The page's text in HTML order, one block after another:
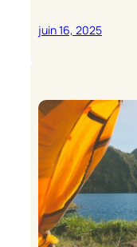
juin 16, 2025